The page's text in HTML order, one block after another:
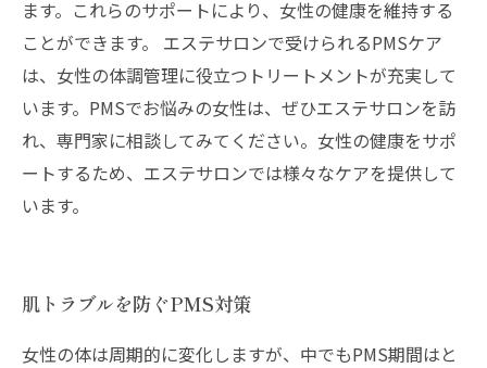
ます。これらのサポートにより、女性の健康を維持する
ことができます。 エステサロンで受けられるPMSケア
は、女性の体調管理に役立つトリートメントが充実して
います。PMSでお悩みの女性は、ぜひエステサロンを訪
れ、専門家に相談してみてください。女性の健康をサポ
ートするため、エステサロンでは様々なケアを提供して
います。
肌トラブルを防ぐPMS対策
女性の体は周期的に変化しますが、中でもPMS期間はと